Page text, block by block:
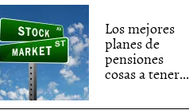
Los mejores
planes de
pensiones
cosas a tener...